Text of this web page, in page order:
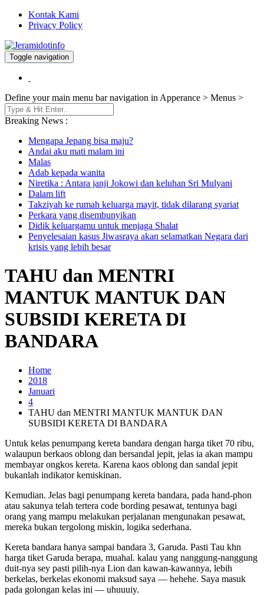
Kontak Kami
Privacy Policy
Jeramidotinfo
Berita dan Informasi Terkini
Toggle navigation
Define your main menu bar navigation in Apperance > Menus >
Breaking News :
Mengapa Jepang bisa maju?
Andai aku mati malam ini
Malas
Adab kepada wanita
Niretika : Antara janji Jokowi dan keluhan Sri Mulyani
Dalam lift
Takziyah ke rumah keluarga mayit, tidak dilarang syariat
Perkara yang disembunyikan
Didik keluargamu untuk menjaga Shalat
Penyelesaian kasus Jiwasraya akan selamatkan Negara dari
krisis yang lebih besar
TAHU dan MENTRI
MANTUK MANTUK DAN
SUBSIDI KERETA DI
BANDARA
Home
2018
Januari
4
TAHU dan MENTRI MANTUK MANTUK DAN
SUBSIDI KERETA DI BANDARA
Untuk kelas penumpang kereta bandara dengan harga tiket 70 ribu,
walaupun berkaos oblong dan bersandal jepit, jelas ia akan mampu
membayar ongkos kereta. Karena kaos oblong dan sandal jepit
bukanlah indikator kemiskinan.
Kemudian. Jelas bagi penumpang kereta bandara, pada hand-phon
atau sakunya telah tertera code bording pesawat, tentunya bagi
orang yang mampu melakukan perjalanan mengunakan pesawat,
mereka bukan tergolong miskin, logika sederhana.
Kereta bandara hanya sampai bandara 3, Garuda. Pasti Tau khn
harga tiket Garuda berapa, muahal. kalau yang nanggung-nanggung
duit-nya sey pasti pilih-nya Lion dan kawan-kawannya, lebih
berkelas, berkelas ekonomi maksud saya — hehehe. Saya masuk
pada golongan kelas ini — uhuuuiy.